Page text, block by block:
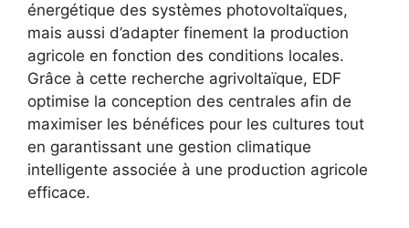
énergétique des systèmes photovoltaïques,
mais aussi d’adapter finement la production
agricole en fonction des conditions locales.
Grâce à cette recherche agrivoltaïque, EDF
optimise la conception des centrales afin de
maximiser les bénéfices pour les cultures tout
en garantissant une gestion climatique
intelligente associée à une production agricole
efficace.